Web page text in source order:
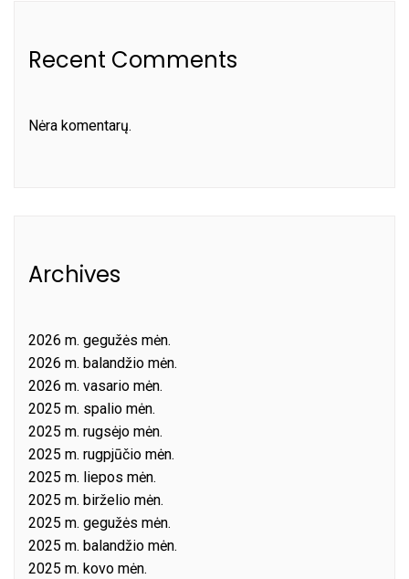
Recent Comments
Nėra komentarų.
Archives
2026 m. gegužės mėn.
2026 m. balandžio mėn.
2026 m. vasario mėn.
2025 m. spalio mėn.
2025 m. rugsėjo mėn.
2025 m. rugpjūčio mėn.
2025 m. liepos mėn.
2025 m. birželio mėn.
2025 m. gegužės mėn.
2025 m. balandžio mėn.
2025 m. kovo mėn.